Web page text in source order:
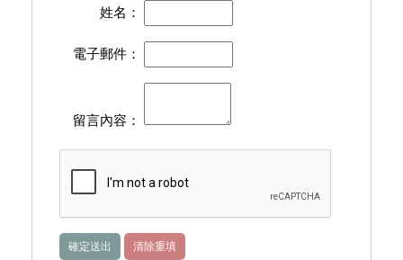
姓名：
電子郵件：
留言內容：